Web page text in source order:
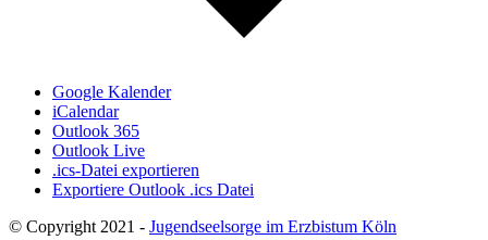
Google Kalender
iCalendar
Outlook 365
Outlook Live
.ics-Datei exportieren
Exportiere Outlook .ics Datei
© Copyright 2021 - Jugendseelsorge im Erzbistum Köln